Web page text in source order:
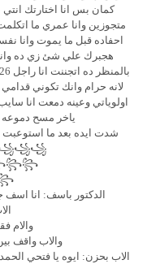
متجوزين وانا عمري ما
احفاده قبل ما يموت وانا
هجبرك علي شئ زي ده
لانه حرام وانك تكوني
اولوياتي وعينه دمعت انا
ياخر مسح
شدت ايده بعد ما
الدكتور باسف: انا
والام
والاب واقف
الاب بحزن: ايوه يا فتحي